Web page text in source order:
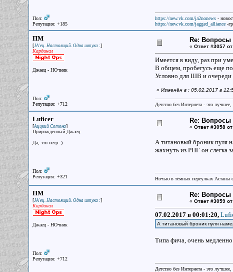
Пол:
Репутация: +185
https://new.vk.com/ja2nonews -
https://new.vk.com/jagged_alliance -
ПМ
[JA'ец. Настоящий. Одна штука :]
Кардинал
Джаец - НОчник
Пол:
Репутация: +712
Re: Вопросы
« Ответ #3057 от
Имеется в виду, раз при
В общем, пробегусь еще
Условно для ШВ и очереди
« Изменён в : 05.02.2017 в
Детство без Интернета - это
Luficer
[Аццкий Сотона]
Прирожденный Джаец
Да, это негр :)
Пол:
Репутация: +321
Re: Вопросы
« Ответ #3058 от
А титановый броник пуля
жахнуть из РПГ он слегка
Ночью в тёмных переулках Астаны
ПМ
[JA'ец. Настоящий. Одна штука :]
Кардинал
Джаец - НОчник
Пол:
Репутация: +712
Re: Вопросы
« Ответ #3059 от
07.02.2017 в 00:01:20,
А титановый броник пуля
Типа фича, очень
Детство без Интернета - это